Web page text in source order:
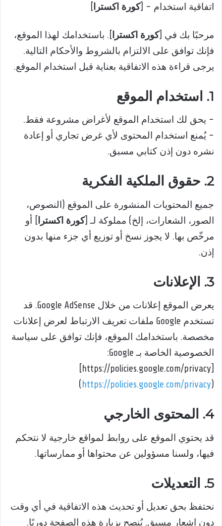
اتفاقية استخدام – [كورة اكسترا
مرحبًا بك في [كورة اكسترا
]. باستخدامك لهذا الموقع،
فإنك توافق على الالتزام بالشروط والأحكام التالية.
يرجى قراءة هذه الاتفاقية بعناية قبل استخدام الموقع.
1. استخدام الموقع
– يحق لك استخدام الموقع لأغراض مشروعة فقط.
– يُمنع استخدام المحتوى لأي غرض تجاري أو إعادة
نشره دون إذن كتابي مسبق.
2. حقوق الملكية الفكرية
جميع المحتويات المنشورة على الموقع (النصوص،
الصور، الشعارات، إلخ) مملوكة لـ [كورة اكسترا
] أو
مرخّص بها. لا يجوز نسخ أو توزيع أي جزء منها بدون
إذن.
3. الإعلانات
يعرض الموقع إعلانات من خلال Google AdSense. قد
تستخدم Google ملفات تعريف الارتباط لعرض إعلانات
مخصصة. باستخدامك الموقع، فإنك توافق على سياسة
الخصوصية الخاصة بـ Google:
(
https://policies.google.com/privacy
)
4. المحتوى الخارجي
قد يحتوي الموقع على روابط لمواقع خارجية لا نتحكم
فيها، ولسنا مسؤولين عن محتواها أو ممارساتها.
5. التعديلات
نحتفظ بحق تعديل أو تحديث هذه الاتفاقية في أي وقت
دون إشعار مسبق. يُنصح بزيارة هذه الصفحة دوريًا.